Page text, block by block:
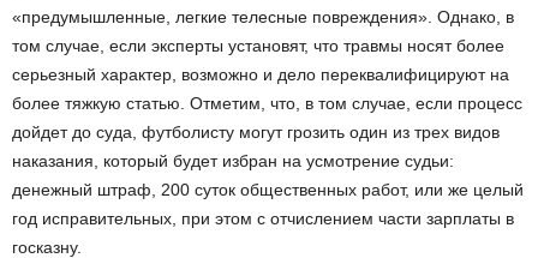
«предумышленные, легкие телесные повреждения». Однако, в
том случае, если эксперты установят, что травмы носят более
серьезный характер, возможно и дело переквалифицируют на
более тяжкую статью. Отметим, что, в том случае, если процесс
дойдет до суда, футболисту могут грозить один из трех видов
наказания, который будет избран на усмотрение судьи:
денежный штраф, 200 суток общественных работ, или же целый
год исправительных, при этом с отчислением части зарплаты в
госказну.